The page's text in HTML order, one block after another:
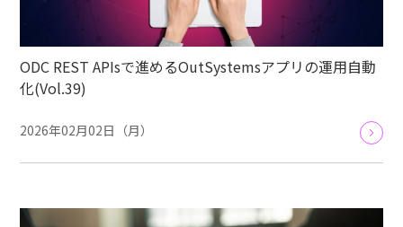
ODC REST APIsで進めるOutSystemsアプリの運用自動
化(Vol.39)
2026年02月02日（月）